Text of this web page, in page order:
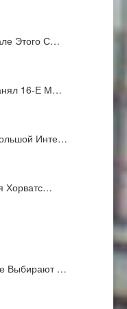
Этого С…
16-Е М…
Инте…
Хорватс…
Выбирают …